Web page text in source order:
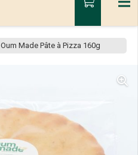
Oum Made Pâte à Pizza 160g